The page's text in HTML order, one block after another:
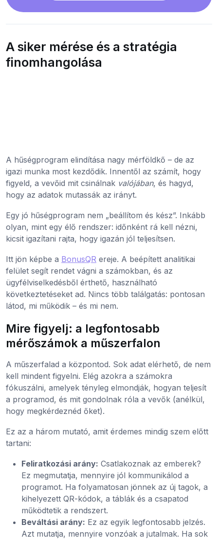
A siker mérése és a stratégia
finomhangolása
A hűségprogram elindítása nagy mérföldkő – de az
igazi munka most kezdődik. Innentől az számít, hogy
figyeld, a vevőid mit csinálnak valójában, és hagyd,
hogy az adatok mutassák az irányt.
Egy jó hűségprogram nem „beállítom és kész”. Inkább
olyan, mint egy élő rendszer: időnként rá kell nézni,
kicsit igazítani rajta, hogy igazán jól teljesítsen.
Itt jön képbe a BonusQR ereje. A beépített analitikai
felület segít rendet vágni a számokban, és az
ügyfélviselkedésből érthető, használható
következtetéseket ad. Nincs több találgatás: pontosan
látod, mi működik – és mi nem.
Mire figyelj: a legfontosabb
mérőszámok a műszerfalon
A műszerfalad a központod. Sok adat elérhető, de nem
kell mindent figyelni. Elég azokra a számokra
fókuszálni, amelyek tényleg elmondják, hogyan teljesít
a programod, és mit gondolnak róla a vevők (anélkül,
hogy megkérdeznéd őket).
Ez az a három mutató, amit érdemes mindig szem előtt
tartani:
Feliratkozási arány: Csatlakoznak az emberek?
Ez megmutatja, mennyire jól kommunikálod a
programot. Ha folyamatosan jönnek az új tagok, a
kihelyezett QR-kódok, a táblák és a csapatod
működtetik a rendszert.
Beváltási arány: Ez az egyik legfontosabb jelzés.
Azt mutatja, mennyire vonzóak a jutalmak. Ha sok